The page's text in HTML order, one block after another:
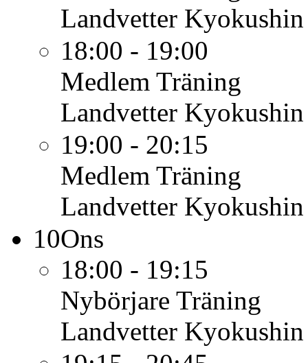
Landvetter
18:00 - 19:00
Medlem Träning
Landvetter
19:00 - 20:15
Medlem Träning
Landvetter
10Ons
18:00 - 19:15
Nybörjare Träning
Landvetter